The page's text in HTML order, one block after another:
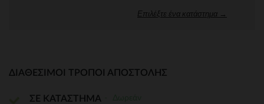
Επιλέξτε ένα κατάστημα →
ΔΙΑΘΈΣΙΜΟΙ ΤΡΌΠΟΙ ΑΠΟΣΤΟΛΉΣ
ΣΕ ΚΑΤΑΣΤΗΜΑ